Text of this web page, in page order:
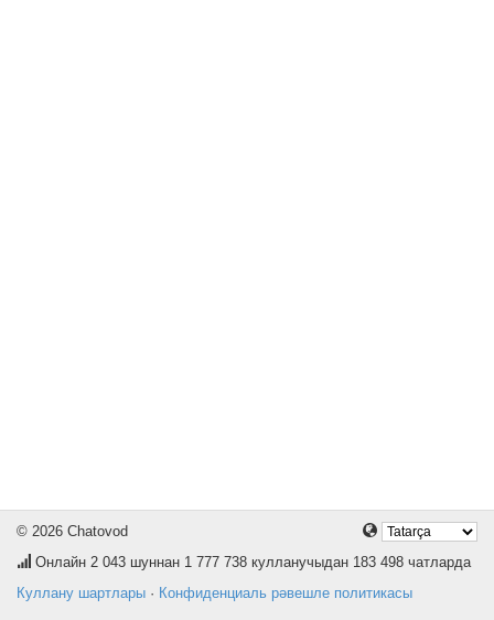
© 2026 Chatovod
Онлайн 2 043 шуннан 1 777 738 кулланучыдан 183 498 чатларда
Куллану шартлары · Конфиденциаль рәвешле политикасы